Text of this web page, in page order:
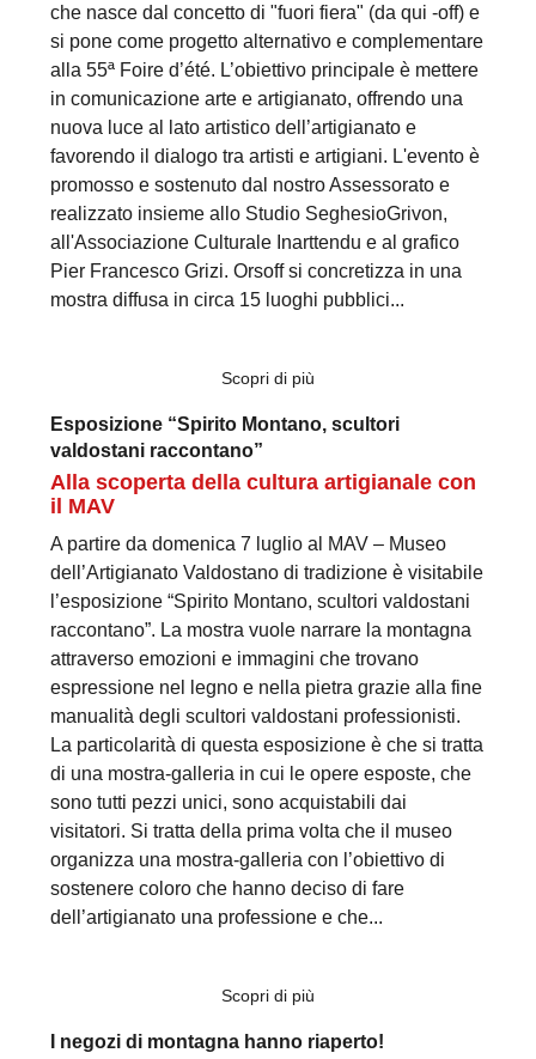
che nasce dal concetto di "fuori fiera" (da qui -off) e
si pone come progetto alternativo e complementare
alla 55ª Foire d’été. L’obiettivo principale è mettere
in comunicazione arte e artigianato, offrendo una
nuova luce al lato artistico dell’artigianato e
favorendo il dialogo tra artisti e artigiani. L'evento è
promosso e sostenuto dal nostro Assessorato e
realizzato insieme allo Studio SeghesioGrivon,
all'Associazione Culturale Inarttendu e al grafico
Pier Francesco Grizi. Orsoff si concretizza in una
mostra diffusa in circa 15 luoghi pubblici...
Scopri di più
Esposizione “Spirito Montano, scultori
valdostani raccontano”
Alla scoperta della cultura artigianale con
il MAV
A partire da domenica 7 luglio al MAV – Museo
dell’Artigianato Valdostano di tradizione è visitabile
l’esposizione “Spirito Montano, scultori valdostani
raccontano”. La mostra vuole narrare la montagna
attraverso emozioni e immagini che trovano
espressione nel legno e nella pietra grazie alla fine
manualità degli scultori valdostani professionisti.
La particolarità di questa esposizione è che si tratta
di una mostra-galleria in cui le opere esposte, che
sono tutti pezzi unici, sono acquistabili dai
visitatori. Si tratta della prima volta che il museo
organizza una mostra-galleria con l’obiettivo di
sostenere coloro che hanno deciso di fare
dell’artigianato una professione e che...
Scopri di più
I negozi di montagna hanno riaperto!